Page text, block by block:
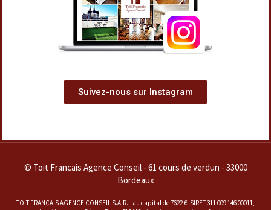
Suivez-nous sur Instagram
© Toit Francais Agence Conseil - 61 cours de verdun - 33000
Bordeaux
TOIT FRANÇAIS AGENCE CONSEIL S.A.R.L au capital de 7622 €, SIRET 311 009 146 00011,